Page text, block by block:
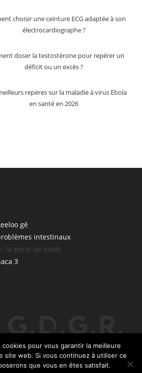
choisir une ceinture ECG adaptée à son
électrocardiographe ?
doser la testostérone pour repérer un
déficit ou un excès ?
repères sur la maladie à virus Ebola
en santé en 2026
gé
intestinaux
la perte de poids
3
sport genugib 3d ·
Voir l'offre
pour vous garantir la meilleure
site web. Si vous continuez à utiliser ce
que vous en êtes satisfait.